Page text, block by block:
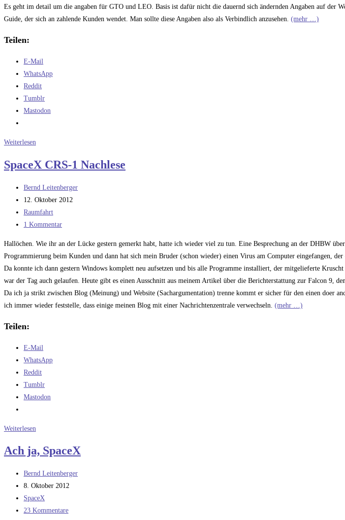
Es geht im detail um die angaben für GTO und LEO. Basis ist dafür nicht die dauernd sich ändernden Angaben auf der
Guide, der sich an zahlende Kunden wendet. Man sollte diese Angaben also als Verbindlich anzusehen. (mehr …)
Teilen:
E-Mail
WhatsApp
Reddit
Tumblr
Mastodon
Weiterlesen
9
zum
Nachrechnen
SpaceX CRS-1 Nachlese
Beitrags-
Autor:
Bernd Leitenberger
Beitrag
veröffentlicht:
12. Oktober 2012
Beitrags-
Kategorie:
Raumfahrt
Beitrags-
1 Kommentar
Hallöchen. Wie ihr an der Lücke gestern gemerkt habt, hatte ich wieder viel zu tun. Eine Besprechung an der DHBW
Programmierung beim Kunden und dann hat sich mein Bruder (schon wieder) einen Virus am Computer eingefangen, der
Da konnte ich dann gestern Windows komplett neu aufsetzen und bis alle Programme installiert, der mitgelieferte
war der Tag auch gelaufen. Heute gibt es einen Ausschnitt aus meinem Artikel über die Berichterstattung zur Falcon 9,
Da ich ja strikt zwischen Blog (Meinung) und Website (Sachargumentation) trenne kommt er sicher für den einen doer
ich immer wieder feststelle, dass einige meinen Blog mit einer Nachrichtenzentrale verwechseln. (mehr …)
Teilen:
E-Mail
WhatsApp
Reddit
Tumblr
Mastodon
Weiterlesen
1
Ach ja, SpaceX
Beitrags-
Autor:
Bernd Leitenberger
Beitrag
veröffentlicht:
8. Oktober 2012
Beitrags-
Kategorie:
SpaceX
Beitrags-
23 Kommentare